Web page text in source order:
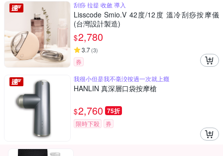
刮痧 拉提 收斂 導入
Lisscode Smio.V 42度/12度 溫冷刮痧按摩儀
(台灣設計製造)
$2,780
3.7(3)
券
我很小但是我不毫洨按過一次就上癮
HANLIN 真深層口袋按摩槍
$2,760 75折
限時下殺 券